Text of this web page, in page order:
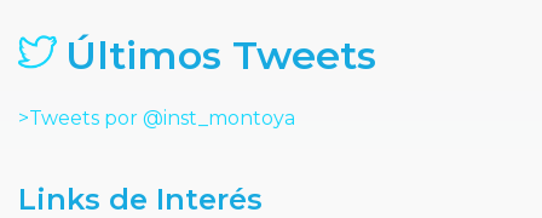
Últimos Tweets
>Tweets por @inst_montoya
Links de Interés